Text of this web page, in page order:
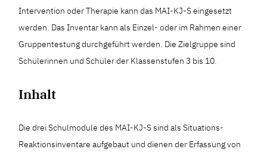
Intervention oder Therapie kann das MAI-KJ-S eingesetzt
werden. Das Inventar kann als Einzel- oder im Rahmen einer
Gruppentestung durchgeführt werden. Die Zielgruppe sind
Schülerinnen und Schüler der Klassenstufen 3 bis 10.
Inhalt
Die drei Schulmodule des MAI-KJ-S sind als Situations-
Reaktionsinventare aufgebaut und dienen der Erfassung von